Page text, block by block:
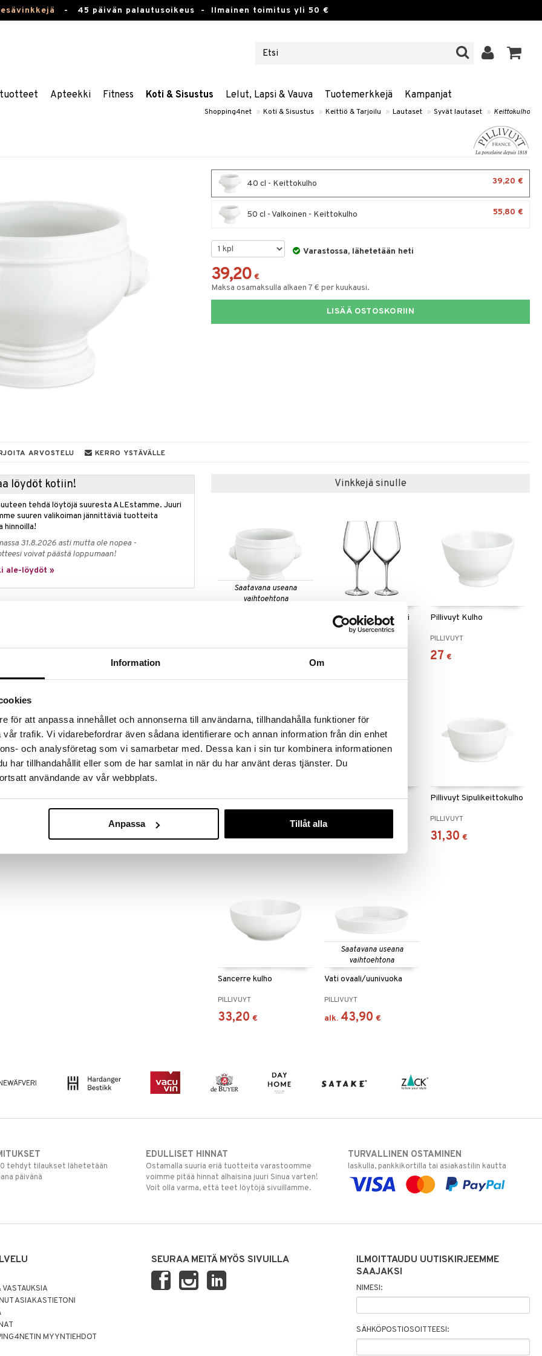
Information Om
för att anpassa innehållet och annonserna till användarna, tillhandahålla funktioner för
trafik. Vi vidarebefordrar även sådana identifierare och annan information från din enhet
och analysföretag som vi samarbetar med. Dessa kan i sin tur kombinera informationen
har tillhandahållit eller som de har samlat in när du har använt deras tjänster. Du
användande av vår webbplats.
Anpassa Tillåt alla
- 45 päivän palautusoikeus - Ilmainen toimitus yli 50 €
Apteekki Fitness Koti & Sisustus Lelut, Lapsi & Vauva Tuotemerkkejä Kampanjat
Shopping4net » Koti & Sisustus » Keittiö & Tarjoilu » Lautaset » Syvät lautaset » Keittokulho
40 cl - Keittokulho 39,20 €
50 cl - Valkoinen - Keittokulho 55,80 €
Varastossa, lähetetään heti
39,20 €
Maksa osamaksulla alkaen 7 € per kuukausi.
LISÄÄ OSTOSKORIIN
ARVOSTELU KERRO YSTÄVÄLLE
löydöt kotiin!
tehdä löytöjä suuresta ALEstamme. Juuri
suuren valikoiman jännittäviä tuotteita
hinnoilla!
31.8.2026 asti mutta ole nopea -
voivat päästä loppumaan!
ale-löydöt »
omaa posliinimassaa ja valmistaen siitä
sen laadukkuuden ansiosta. Pillivuyt on myös
posliinia klassisella leijonanpäällä. Erittäin
ja kolhunkestävää, kestäen myös suuria
ja erityisen sopivia mikroaaltouuniin -
(-30°C - +350°C).
(Halkaisija: 12,5 cm)
Vinkkejä sinulle
Saatavana useana
vaihtoehtona
LB Atelier valkoviinilasi
Riesling 2-pack
Pillivuyt Kulho
PILLIVUYT
27 €
Saatavana useana
Pillivuyt Neliövuoka
alk.25,38 €
Pillivuyt Plissé kulho
28,51 €
Pillivuyt Sipulikeittokulho
PILLIVUYT
31,30 €
Sancerre kulho
PILLIVUYT
33,20 €
Saatavana useana
vaihtoehtona
Vati ovaali/uunivuoka
PILLIVUYT
alk. 43,90 €
tehdyt tilaukset lähetetään
päivänä
EDULLISET HINNAT
Ostamalla suuria eriä tuotteita varastoomme
voimme pitää hinnat alhaisina juuri Sinua varten!
Voit olla varma, että teet löytöjä sivuillamme.
TURVALLINEN OSTAMINEN
laskulla, pankkikortilla tai asiakastilin kautta
ASIAKASTIETONI
MYYNTIEHDOT
SEURAA MEITÄ MYÖS SIVUILLA
ILMOITTAUDU UUTISKIRJEEMME
SAAJAKSI
NIMESI:
SÄHKÖPOSTIOSOITTEESI: